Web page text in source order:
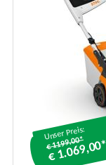
Unser Preis:
€ 1199.00*
€ 1.069,00*